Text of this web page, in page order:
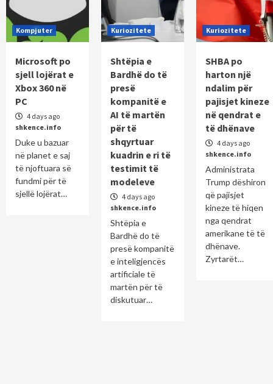
Kompjuter
Microsoft po
sjell lojërat e
Xbox 360 në
PC
4 days ago
shkence.info
Duke u bazuar
në planet e saj
të njoftuara së
fundmi për të
sjellë lojërat…
Kuriozitete
Shtëpia e
Bardhë do të
presë
kompanitë e
AI të martën
për të
shqyrtuar
kuadrin e ri të
testimit të
modeleve
4 days ago
shkence.info
Shtëpia e
Bardhë do të
presë kompanitë
e inteligjencës
artificiale të
martën për të
diskutuar…
Kuriozitete
SHBA po
harton një
ndalim për
pajisjet kineze
në qendrat e
të dhënave
4 days ago
shkence.info
Administrata
Trump dëshiron
që pajisjet
kineze të hiqen
nga qendrat
amerikane të të
dhënave.
Zyrtarët…